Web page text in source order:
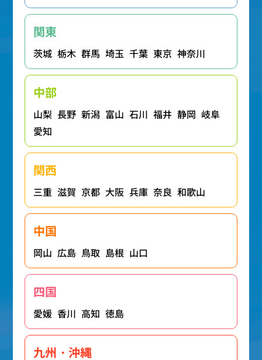
関東
茨城 栃木 群馬 埼玉 千葉 東京 神奈川
中部
山梨 長野 新潟 富山 石川 福井 静岡 岐阜
愛知
関西
三重 滋賀 京都 大阪 兵庫 奈良 和歌山
中国
岡山 広島 鳥取 島根 山口
四国
愛媛 香川 高知 徳島
九州・沖縄